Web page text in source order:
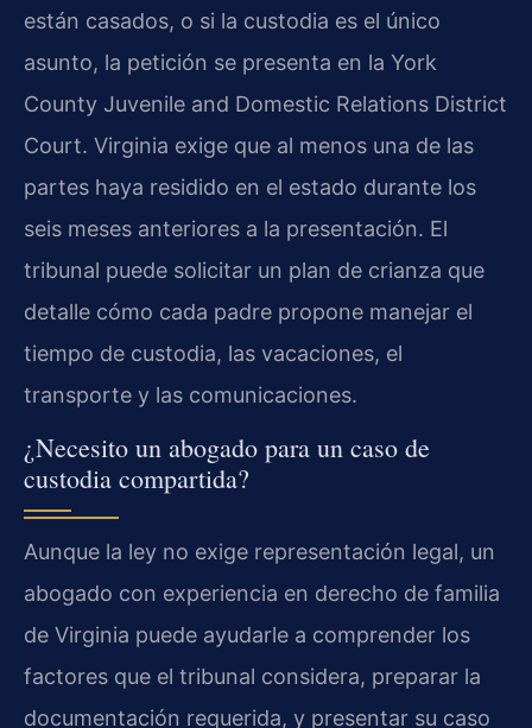
están casados, o si la custodia es el único
asunto, la petición se presenta en la York
County Juvenile and Domestic Relations District
Court. Virginia exige que al menos una de las
partes haya residido en el estado durante los
seis meses anteriores a la presentación. El
tribunal puede solicitar un plan de crianza que
detalle cómo cada padre propone manejar el
tiempo de custodia, las vacaciones, el
transporte y las comunicaciones.
¿Necesito un abogado para un caso de
custodia compartida?
Aunque la ley no exige representación legal, un
abogado con experiencia en derecho de familia
de Virginia puede ayudarle a comprender los
factores que el tribunal considera, preparar la
documentación requerida, y presentar su caso